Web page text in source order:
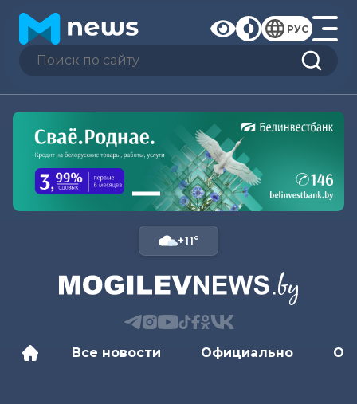
РУС
+11°
Все новости Официально